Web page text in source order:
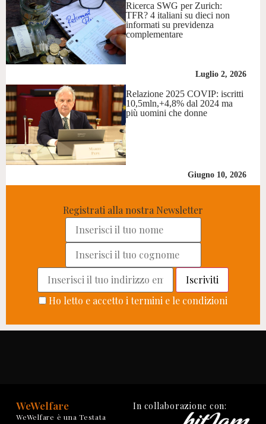
Ricerca SWG per Zurich:
TFR? 4 italiani su dieci non
informati su previdenza
complementare
Luglio 2, 2026
Relazione 2025 COVIP: iscritti
10,5mln,+4,8% dal 2024 ma
più uomini che donne
Giugno 10, 2026
Registrati alla nostra Newsletter
Ho letto e accetto i termini e le condizioni
WeWelfare
WeWelfare è una Testata
In collaborazione con: